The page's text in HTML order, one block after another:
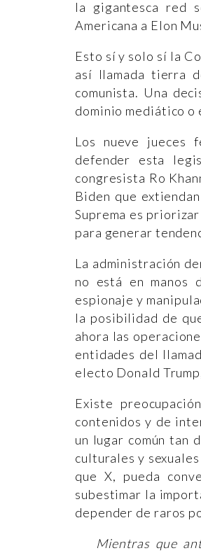
la gigantesca red
Americana a Elon
Esto sí y solo sí la
así llamada tierra
comunista. Una
dominio mediático o
Los nueve jueces
defender esta
congresista Ro
Biden que
Suprema es
para generar
La administración
no está en manos
espionaje y
la posibilidad de
ahora las
entidades del
electo Donald
Existe
contenidos y de
un lugar común tan
culturales y
que X, pueda
subestimar la
depender de raros
Mientras que